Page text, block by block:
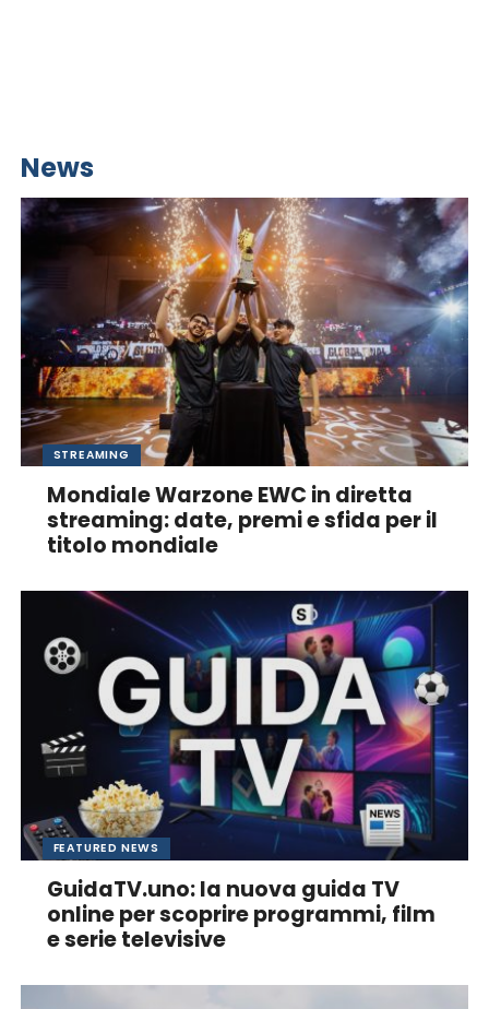
News
STREAMING
Mondiale Warzone EWC in diretta
streaming: date, premi e sfida per il
titolo mondiale
FEATURED NEWS
GuidaTV.uno: la nuova guida TV
online per scoprire programmi, film
e serie televisive